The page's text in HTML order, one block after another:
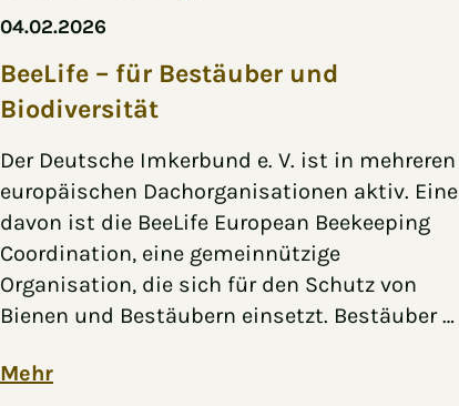
04.02.2026
BeeLife – für Bestäuber und
Biodiversität
Der Deutsche Imkerbund e. V. ist in mehreren
europäischen Dachorganisationen aktiv. Eine
davon ist die BeeLife European Beekeeping
Coordination, eine gemeinnützige
Organisation, die sich für den Schutz von
Bienen und Bestäubern einsetzt. Bestäuber …
Mehr